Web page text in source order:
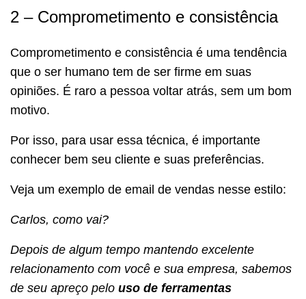
2 – Comprometimento e consistência
Comprometimento e consistência é uma tendência
que o ser humano tem de ser firme em suas
opiniões. É raro a pessoa voltar atrás, sem um bom
motivo.
Por isso, para usar essa técnica, é importante
conhecer bem seu cliente e suas preferências.
Veja um exemplo de email de vendas nesse estilo:
Carlos, como vai?
Depois de algum tempo mantendo excelente
relacionamento com você e sua empresa, sabemos
de seu apreço pelo uso de ferramentas